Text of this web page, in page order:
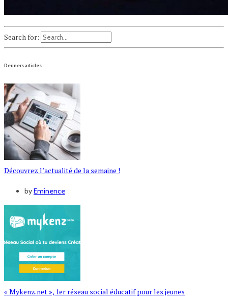
Search for:
Deriners articles
Découvrez l’actualité de la semaine !
byEminence
« Mykenz.net », 1er réseau social éducatif pour les jeunes